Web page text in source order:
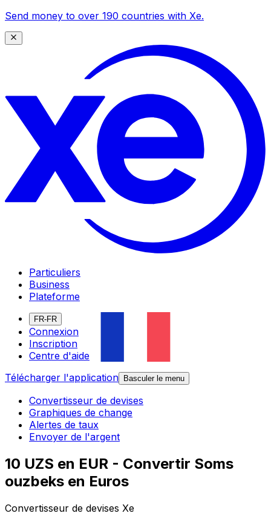
Send money to over 190 countries with Xe.
Particuliers
Business
Plateforme
FR-FR
Connexion
Inscription
Centre d'aide
Télécharger l'application
Basculer le menu
Convertisseur de devises
Graphiques de change
Alertes de taux
Envoyer de l'argent
10 UZS en EUR - Convertir Soms
ouzbeks en Euros
Convertisseur de devises Xe